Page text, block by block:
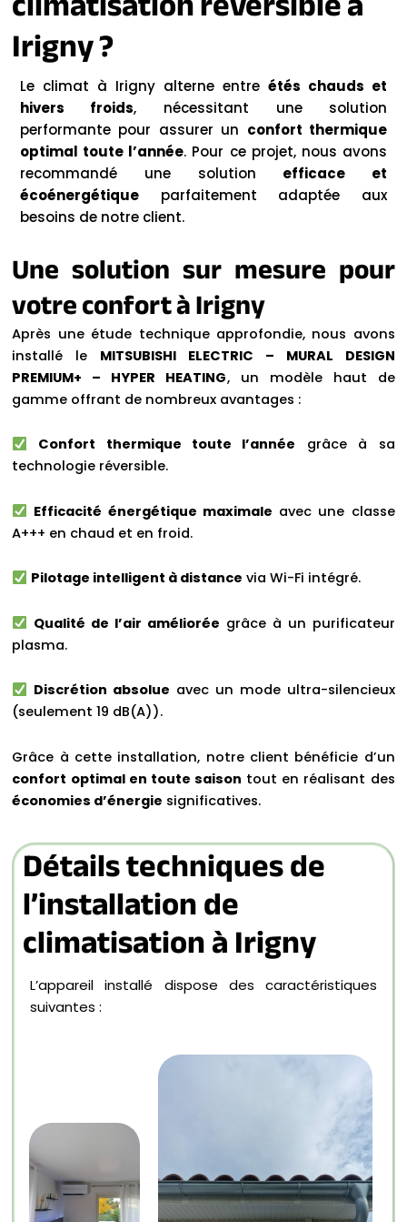
Irigny ?
Le climat à Irigny alterne entreétés chauds et
hivers froids, nécessitant une solution
performante pour assurer un confort thermique
optimal toute l’année. Pour ce projet, nous avons
recommandé une solution efficace et
écoénergétiqueparfaitement adaptée aux
besoins de notre client.
Une solution sur mesure pour
votre confort à Irigny
Après une étude technique approfondie, nous avons
installé le MITSUBISHI ELECTRIC – MURAL DESIGN
PREMIUM+ – HYPER HEATING, un modèle haut de
gamme offrant de nombreux avantages :
Confort thermique toute l’année grâce à sa
technologie réversible.
Efficacité énergétique maximale avec une classe
A+++ en chaud et en froid.
Pilotage intelligent à distance via Wi-Fi intégré.
Qualité de l’air améliorée grâce à un purificateur
plasma.
Discrétion absolue avec un mode ultra-silencieux
(seulement 19 dB(A)).
Grâce à cette installation, notre client bénéficie d’un
confort optimal en toute saison tout en réalisant des
économies d’énergie significatives.
Détails techniques de
l’installation de
climatisation à Irigny
L’appareil installé dispose des caractéristiques
suivantes :